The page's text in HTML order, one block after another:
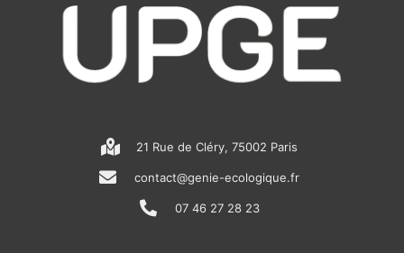
21 Rue de Cléry, 75002 Paris
contact@genie-ecologique.fr
07 46 27 28 23